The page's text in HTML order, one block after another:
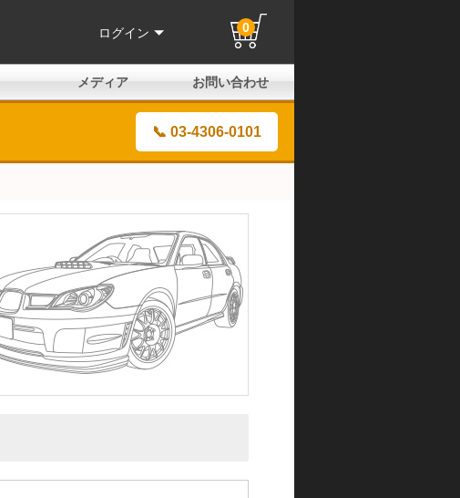
ログイン 0
メディア お問い合わせ
📞 03-4306-0101